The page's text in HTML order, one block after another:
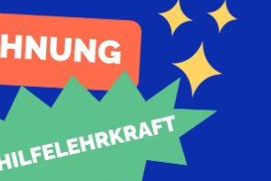
France (Français)
Italia (Italiano)
España (Español)
Polska (Polski)